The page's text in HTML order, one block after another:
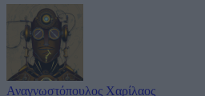
Αναγνωστόπουλος Χαρίλαος